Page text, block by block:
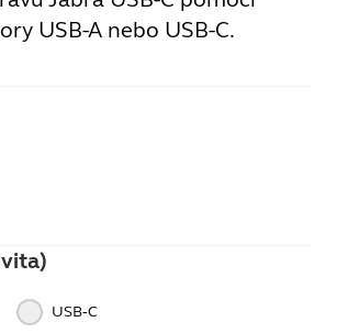
USB-A nebo USB-C.
USB‑C